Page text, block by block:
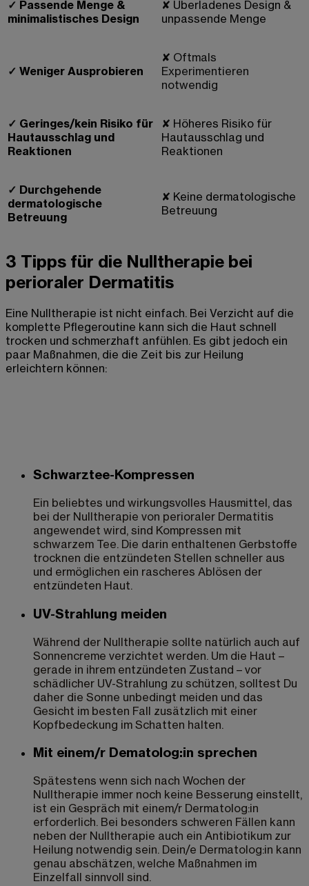
✓ Passende Menge &
minimalistisches Design
✘ Überladenes Design &
unpassende Menge
✓ Weniger Ausprobieren
✘ Oftmals
Experimentieren
notwendig
✓ Geringes/kein Risiko für
Hautausschlag und
Reaktionen
✘ Höheres Risiko für
Hautausschlag und
Reaktionen
✓ Durchgehende
dermatologische
Betreuung
✘ Keine dermatologische
Betreuung
3 Tipps für die Nulltherapie bei
perioraler Dermatitis
Eine Nulltherapie ist nicht einfach. Bei Verzicht auf die
komplette Pflegeroutine kann sich die Haut schnell
trocken und schmerzhaft anfühlen. Es gibt jedoch ein
paar Maßnahmen, die die Zeit bis zur Heilung
erleichtern können:
Schwarztee-Kompressen
Ein beliebtes und wirkungsvolles Hausmittel, das
bei der Nulltherapie von perioraler Dermatitis
angewendet wird, sind Kompressen mit
schwarzem Tee. Die darin enthaltenen Gerbstoffe
trocknen die entzündeten Stellen schneller aus
und ermöglichen ein rascheres Ablösen der
entzündeten Haut.
UV-Strahlung meiden
Während der Nulltherapie sollte natürlich auch auf
Sonnencreme verzichtet werden. Um die Haut –
gerade in ihrem entzündeten Zustand – vor
schädlicher UV-Strahlung zu schützen, solltest Du
daher die Sonne unbedingt meiden und das
Gesicht im besten Fall zusätzlich mit einer
Kopfbedeckung im Schatten halten.
Mit einem/r Dematolog:in sprechen
Spätestens wenn sich nach Wochen der
Nulltherapie immer noch keine Besserung einstellt,
ist ein Gespräch mit einem/r Dermatolog:in
erforderlich. Bei besonders schweren Fällen kann
neben der Nulltherapie auch ein Antibiotikum zur
Heilung notwendig sein. Dein/e Dermatolog:in kann
genau abschätzen, welche Maßnahmen im
Einzelfall sinnvoll sind.